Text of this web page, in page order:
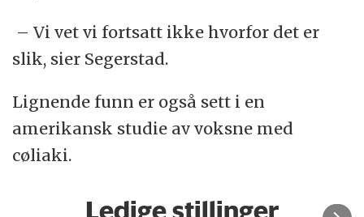
– Vi vet vi fortsatt ikke hvorfor det er
slik, sier Segerstad.
Lignende funn er også sett i en
amerikansk studie av voksne med
cøliaki.